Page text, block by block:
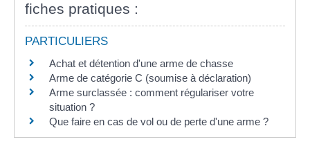
fiches pratiques :
PARTICULIERS
Achat et détention d'une arme de chasse
Arme de catégorie C (soumise à déclaration)
Arme surclassée : comment régulariser votre
situation ?
Que faire en cas de vol ou de perte d'une arme ?